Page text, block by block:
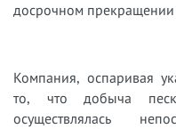
досрочном
Компания, оспаривая
то, что добыча
осуществлялась